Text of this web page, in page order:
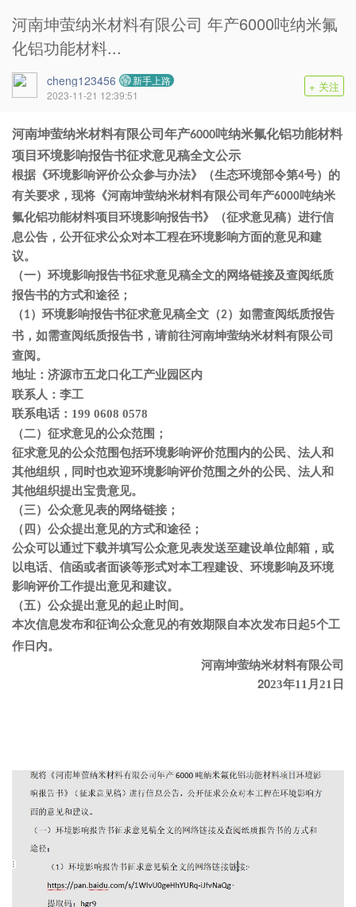
河南坤萤纳米材料有限公司 年产6000吨纳米氟
化铝功能材料...
cheng123456
新手上路
2023-11-21 12:39:51
+ 关注
河南坤萤纳米材料有限公司 年产6000吨纳米氟化铝功能材料
项目 环境影响报告书征求意见稿全文公示
根据《环境影响评价公众参与办法》（生态环境部令第4号）的
有关要求，现将《河南坤萤纳米材料有限公司年产6000吨纳米
氟化铝功能材料项目 环境影响报告书》（征求意见稿）进行信
息公告，公开征求公众对本工程在环境影响方面的意见和建
议。
（一） 环境影响报告书征求意见稿全文的网络链接及查阅纸质
报告书的方式和途径；
（1 ） 环境影响报告书征求意见稿全文 （2 ）如需查阅纸质报告
书，如需查阅纸质报告书，请前往河南坤萤纳米材料有限公司
查阅。
地址： 济源市五龙口化工产业园区内
联系人： 李工
联系电话： 199 0608 0578
（二）征求意见的公众范围；
征求意见的公众范围包括环境影响评价范围内的公民、法人和
其他组织，同时也欢迎环境影响评价范围之外的公民、法人和
其他组织提出宝贵意见。
（三）公众意见表的网络链接；
（四）公众提出意见的方式和途径；
公众可以通过下载并填写公众意见表发送至建设单位邮箱，或
以电话、信函或者面谈等形式对本工程建设、环境影响及环境
影响评价工作提出意见和建议。
（五）公众提出意见的起止时间。
本次信息发布和征询公众意见的有效期限自本次发布日起5个工
作日内。
河南坤萤纳米材料有限公司
2023年11月 21 日